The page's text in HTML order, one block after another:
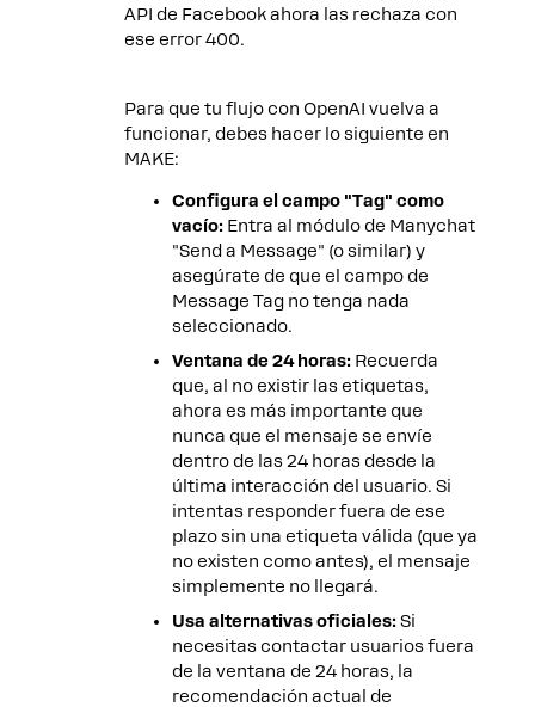
API de Facebook ahora las rechaza con
ese error 400.
Para que tu flujo con OpenAI vuelva a
funcionar, debes hacer lo siguiente en
MAKE:
Configura el campo "Tag" como
vacío: Entra al módulo de Manychat
"Send a Message" (o similar) y
asegúrate de que el campo de
Message Tag no tenga nada
seleccionado.
Ventana de 24 horas: Recuerda
que, al no existir las etiquetas,
ahora es más importante que
nunca que el mensaje se envíe
dentro de las 24 horas desde la
última interacción del usuario. Si
intentas responder fuera de ese
plazo sin una etiqueta válida (que ya
no existen como antes), el mensaje
simplemente no llegará.
Usa alternativas oficiales:Si
necesitas contactar usuarios fuera
de la ventana de 24 horas, la
recomendación actual de